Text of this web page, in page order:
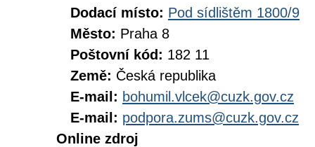
Dodací místo: Pod sídlištěm 1800/9
Město: Praha 8
Poštovní kód: 182 11
Země: Česká republika
E-mail: bohumil.vlcek@cuzk.gov.cz
E-mail: podpora.zums@cuzk.gov.cz
Online zdroj